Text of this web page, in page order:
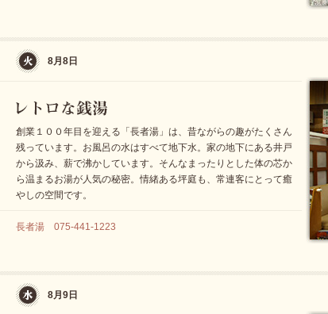
8月8日
創業１００年目を迎える「長者湯」は、昔ながらの趣がたくさん
残っています。お風呂の水はすべて地下水。家の地下にある井戸
から汲み、薪で沸かしています。そんなまったりとした体の芯か
ら温まるお湯が人気の秘密。情緒ある坪庭も、常連客にとって癒
やしの空間です。
長者湯 075-441-1223
8月9日